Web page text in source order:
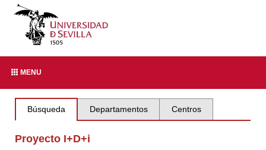
MENU
Búsqueda Departamentos Centros
Proyecto I+D+i